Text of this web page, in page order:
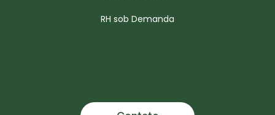
RH sob Demanda